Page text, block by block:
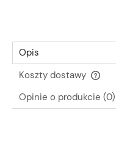
Opis
Koszty dostawy
Cena nie zawiera
Opinie o produkcie (0)